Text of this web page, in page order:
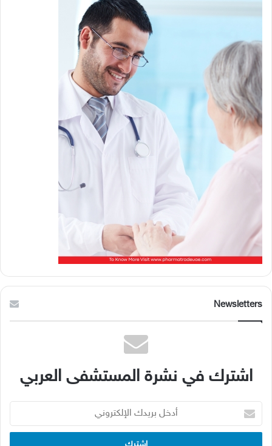
Newsletters
اشترك في نشرة المستشفى العربي
بريدك
الإلكتروني